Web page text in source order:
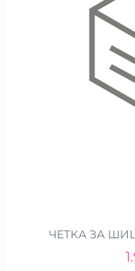
ЧЕТКА ЗА